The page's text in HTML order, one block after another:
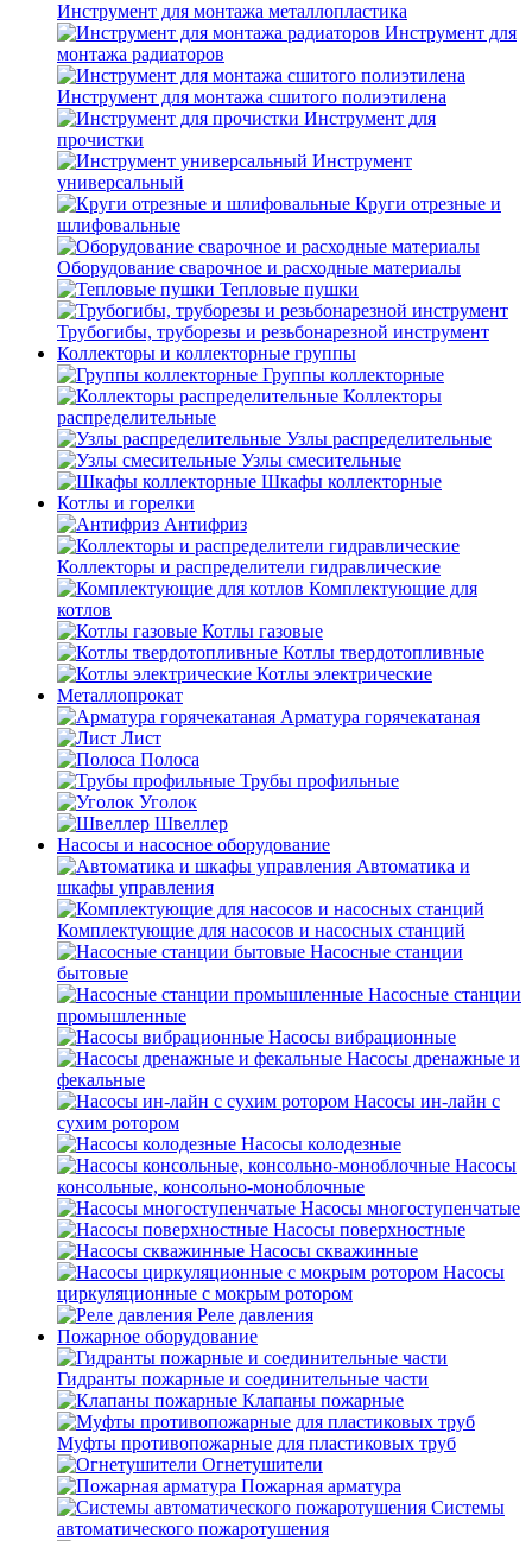
Инструмент для монтажа металлопластика
Инструмент для
монтажа радиаторов
Инструмент для монтажа сшитого полиэтилена
Инструмент для
прочистки
Инструмент
универсальный
Круги отрезные и
шлифовальные
Оборудование сварочное и расходные материалы
Тепловые пушки
Трубогибы, труборезы и резьбонарезной инструмент
Коллекторы и коллекторные группы
Группы коллекторные
Коллекторы
распределительные
Узлы распределительные
Узлы смесительные
Шкафы коллекторные
Котлы и горелки
Антифриз
Коллекторы и распределители гидравлические
Комплектующие для
котлов
Котлы газовые
Котлы твердотопливные
Котлы электрические
Металлопрокат
Арматура горячекатаная
Лист
Полоса
Трубы профильные
Уголок
Швеллер
Насосы и насосное оборудование
Автоматика и
шкафы управления
Комплектующие для насосов и насосных станций
Насосные станции
бытовые
Насосные станции
промышленные
Насосы вибрационные
Насосы дренажные и
фекальные
Насосы ин-лайн с
сухим ротором
Насосы колодезные
Насосы
консольные, консольно-моноблочные
Насосы многоступенчатые
Насосы поверхностные
Насосы скважинные
Насосы
циркуляционные с мокрым ротором
Реле давления
Пожарное оборудование
Гидранты пожарные и соединительные части
Клапаны пожарные
Муфты противопожарные для пластиковых труб
Огнетушители
Пожарная арматура
Системы
автоматического пожаротушения